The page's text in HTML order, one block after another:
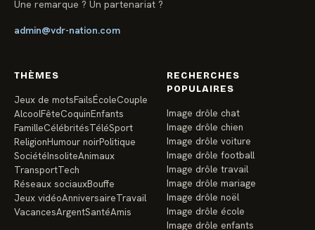
Une remarque ? Un partenariat ?
admin@vdr-nation.com
THÈMES
Jeux de motsFailsÉcoleCouple
AlcoolFêteCoquinEnfants
FamilleCélébritésTéléSport
ReligionHumour noirPolitique
SociétéInsoliteAnimaux
TransportTech
Réseaux sociauxBouffe
Jeux vidéoAnniversaireTravail
VacancesArgentSantéAmis
RECHERCHES
POPULAIRES
Image drôle chat
Image drôle chien
Image drôle voiture
Image drôle football
Image drôle travail
Image drôle mariage
Image drôle noël
Image drôle école
Image drôle enfants